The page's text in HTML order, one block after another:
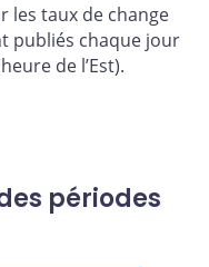
les taux de change
publiés chaque jour
de l’Est).
périodes